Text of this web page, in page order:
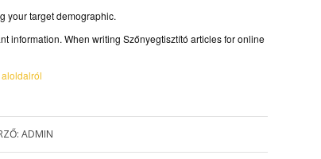
your target demographic.
information. When writing Szőnyegtisztító articles for online
ADMIN